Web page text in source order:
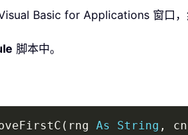
Basic for Applications 窗口，
脚本中。
( rng As String ,